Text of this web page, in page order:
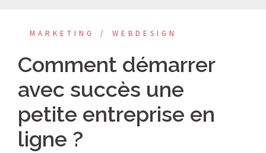
MARKETING WEBDESIGN
Comment démarrer
avec succès une
petite entreprise en
ligne ?